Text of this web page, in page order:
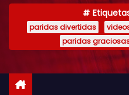
t
paridas divertidas
paridas